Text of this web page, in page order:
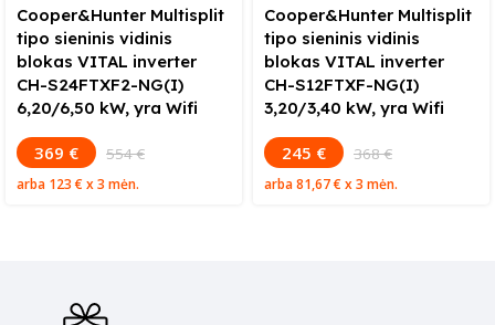
Cooper&Hunter Multisplit
tipo sieninis vidinis
blokas VITAL inverter
CH-S24FTXF2-NG(I)
6,20/6,50 kW, yra Wifi
369 € 554 €
arba 123 €x 3 mėn.
Cooper&Hunter Multisplit
tipo sieninis vidinis
blokas VITAL inverter
CH-S12FTXF-NG(I)
3,20/3,40 kW, yra Wifi
245 € 368 €
arba81,67 €x 3 mėn.